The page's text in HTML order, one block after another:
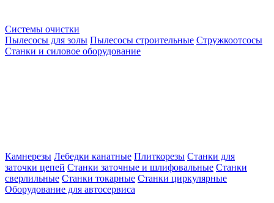
Системы очистки
Пылесосы для золы Пылесосы строительные Стружкоотсосы
Станки и силовое оборудование
Камнерезы Лебедки канатные Плиткорезы Станки для
заточки цепей Станки заточные и шлифовальные Станки
сверлильные Станки токарные Станки циркулярные
Оборудование для автосервиса